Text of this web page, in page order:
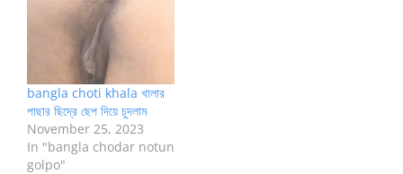
bangla choti khala খালার
পাছার ছিদ্রে ছেপ দিয়ে চুদলাম
November 25, 2023
In "bangla chodar notun
golpo"